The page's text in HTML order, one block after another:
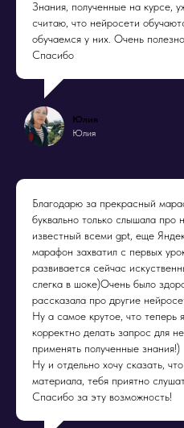
Знания, полученные на курсе,
считаю, что нейросети
обучаемся у них. Очень
Спасибо
Юлия
Юлия
Благодарю за прекрасный
буквально только слышала про
известный всеми gpt, еще
марафон захватил с первых
развивается сейчас
слегка в шоке)Очень было
рассказала про другие
Ну а самое крутое, что теперь
корректно делать запрос для
применять полученные знания!)
Ну и отдельно хочу сказать,
материала, тебя приятно
Спасибо за эту возможность!